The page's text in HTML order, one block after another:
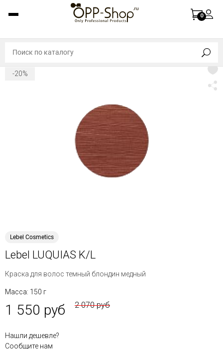
0
-20%
Lebel Cosmetics
Lebel LUQUIAS K/L
Краска для волос темный блондин медный
Масса: 150 г
1 550 руб 2 070 руб
Нашли дешевле?
Сообщите нам